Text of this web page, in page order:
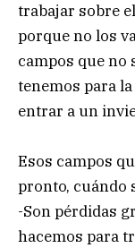
trabajar sobre
porque no los
campos que no
tenemos para
entrar a un
Esos campos
pronto, cuándo
-Son pérdidas
hacemos para